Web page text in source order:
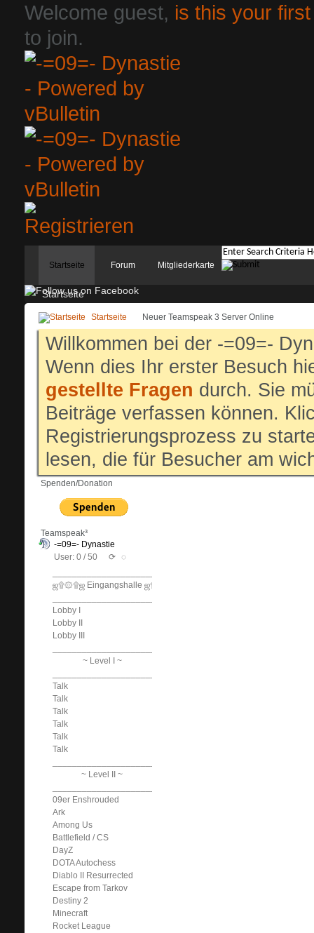
Welcome guest, is this your
to join.
Startseite
Startseite
Forum Mitgliederkarte
Startseite Neuer Teamspeak 3 Server Online
Willkommen bei der -=09=-
Wenn dies Ihr erster Besuch
gestellte Fragen durch. Sie
Beiträge verfassen können.
Registrierungsprozess zu
lesen, die für Besucher am
Spenden/Donation
Teamspeak³
-=09=- Dynastie
User: 0 / 50
⟳ ◌
ஜ۩۞۩ஜ Eingangshalle ஜ۩۞۩ஜ
Lobby I
Lobby II
Lobby III
~ Level I ~
Talk
Talk
Talk
Talk
Talk
Talk
~ Level II ~
09er Enshrouded
Ark
Among Us
Battlefield / CS
DayZ
DOTA Autochess
Diablo II Resurrected
Escape from Tarkov
Destiny 2
Minecraft
Rocket League